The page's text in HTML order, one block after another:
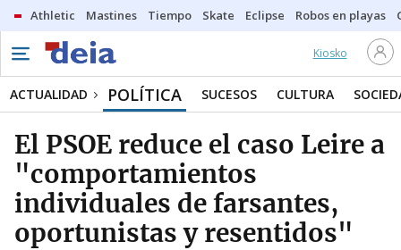
Athletic Mastines Tiempo Skate Eclipse Robos en playas
Kiosko
ACTUALIDAD POLÍTICA SUCESOS CULTURA
El PSOE reduce el caso Leire a
"comportamientos
individuales de farsantes,
oportunistas y resentidos"